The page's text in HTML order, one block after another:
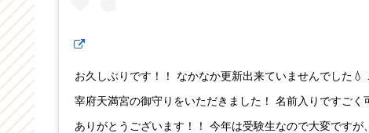
お久しぶりです！！ なかなか更新出来ていませんでした💧
宰府天満宮の御守りをいただきました！ 名前入りですごく
ありがとうございます！！ 今年は受験生なので大変ですが